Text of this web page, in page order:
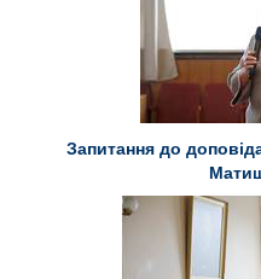
Запитання до